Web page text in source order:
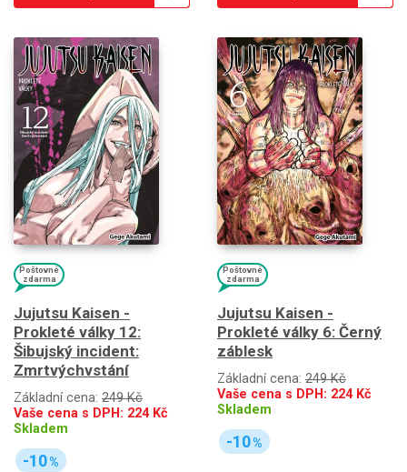
Poštovné
zdarma
Jujutsu Kaisen -
Prokleté války 12:
Šibujský incident:
Zmrtvýchvstání
Základní cena: 249 Kč
Vaše cena s DPH: 224Kč
Skladem
-10%
Poštovné
zdarma
Jujutsu Kaisen -
Prokleté války 6: Černý
záblesk
Základní cena: 249 Kč
Vaše cena s DPH: 224Kč
Skladem
-10%